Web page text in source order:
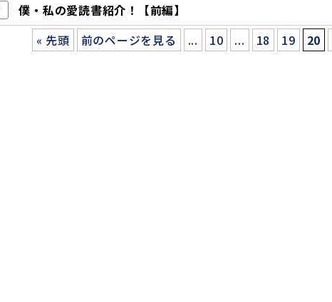
僕・私の愛読書紹介！【前編】
« 先頭
前のページを見る ... 10 ... 18 19 20